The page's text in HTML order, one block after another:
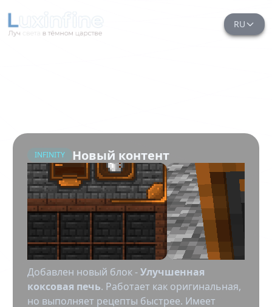
RU
INFINITY Новый контент
Добавлен новый блок -Улучшенная
коксовая печь. Работает как оригинальная,
но выполняет рецепты быстрее. Имеет